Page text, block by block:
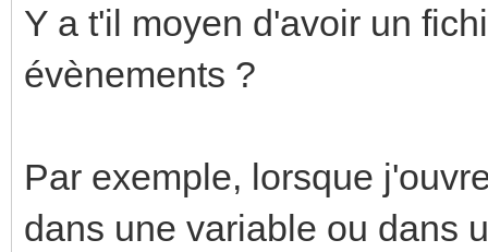
Y a t'il moyen d'avoir un
évènements ?
Par exemple, lorsque
dans une variable ou dans